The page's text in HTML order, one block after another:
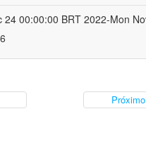
24 00:00:00 BRT 2022-Mon
Próximo